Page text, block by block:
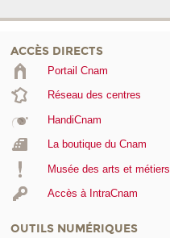
ACCÈS DIRECTS
Portail Cnam
Réseau des centres
HandiCnam
La boutique du Cnam
Musée des arts et métiers
Accès à IntraCnam
OUTILS NUMÉRIQUES